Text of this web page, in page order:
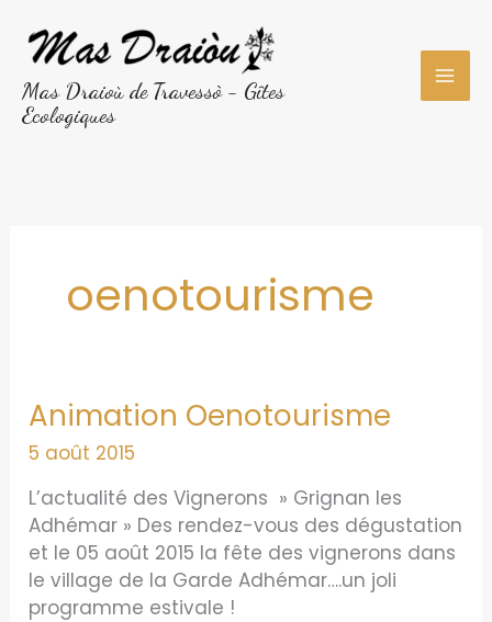
contenu
Mas Draioù de Travessò - Gîtes
Ecologiques
oenotourisme
Animation Oenotourisme
5 août 2015
L’actualité des Vignerons » Grignan les
Adhémar » Des rendez-vous des dégustation
et le 05 août 2015 la fête des vignerons dans
le village de la Garde Adhémar….un joli
programme estivale !